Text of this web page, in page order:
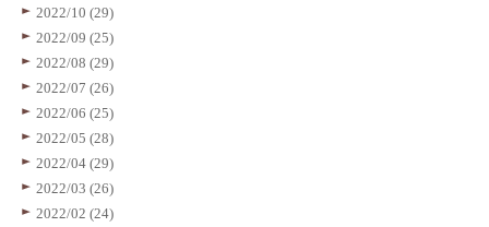
2022/10 (29)
2022/09 (25)
2022/08 (29)
2022/07 (26)
2022/06 (25)
2022/05 (28)
2022/04 (29)
2022/03 (26)
2022/02 (24)